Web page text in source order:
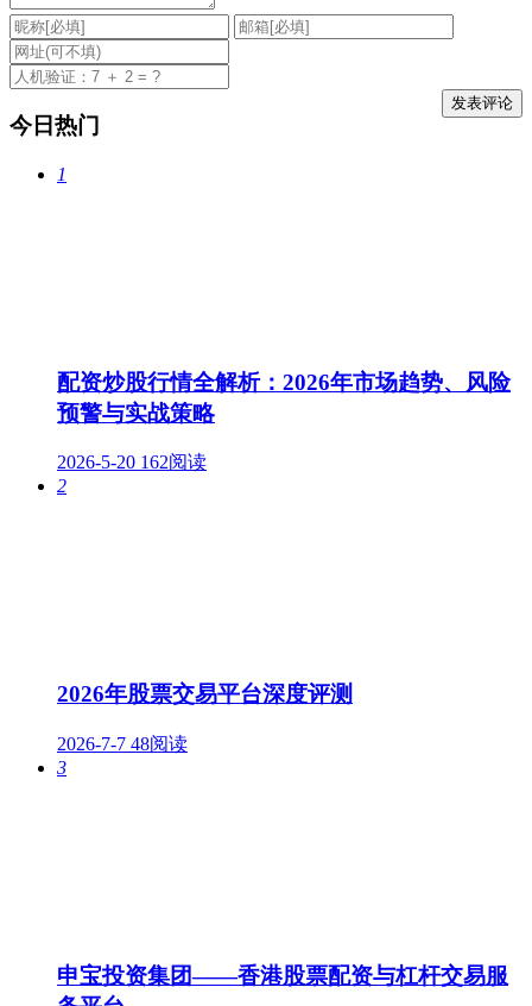
今日热门
1
配资炒股行情全解析：2026年市场趋势、风险
预警与实战策略
2026-5-20 162阅读
2
2026年股票交易平台深度评测
2026-7-7 48阅读
3
申宝投资集团——香港股票配资与杠杆交易服